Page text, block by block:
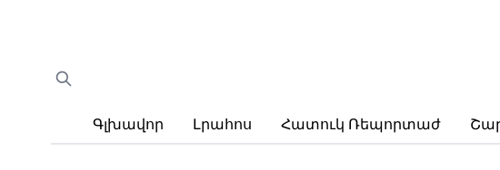
Գլխավոր Լրահոս Հատուկ Ռեպորտաժ